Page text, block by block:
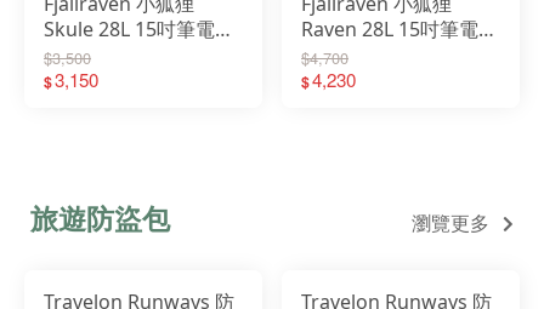
Skule 28L 15吋筆電後
背包 登山健行包
23346
$3,500
$3,150
Raven 28L 15吋筆電包
後背包 電腦包 書包 G-
1000 23345
$4,700
$4,230
旅遊防盜包 瀏覽更多
Travelon Runways 防 Travelon Runways 防